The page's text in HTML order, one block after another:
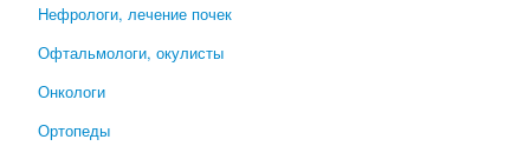
Нефрологи, лечение почек
Офтальмологи, окулисты
Онкологи
Ортопеды